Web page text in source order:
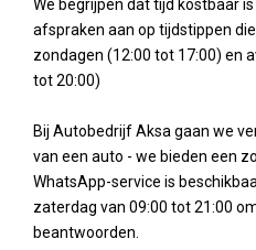
We begrijpen dat tijd kostbaar
afspraken aan op tijdstippen
zondagen (12:00 tot 17:00) en
tot 20:00)
Bij Autobedrijf Aksa gaan we
van een auto - we bieden een
WhatsApp-service is
zaterdag van 09:00 tot 21:00
beantwoorden.